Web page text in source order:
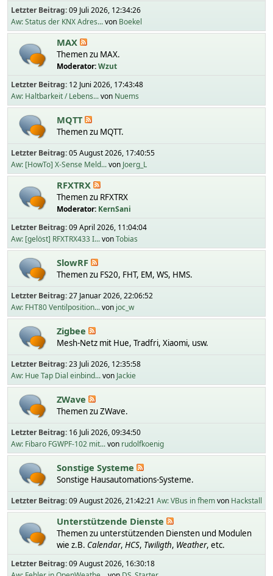
Letzter Beitrag:09 Juli 2026, 12:34:26
Aw: Status der KNX Adres...von Boekel
MAX
Themen zu MAX.
Moderator:Wzut
Letzter Beitrag: 12 Juni 2026, 17:43:48
Aw: Haltbarkeit / Lebens...von Nuems
MQTT
Themen zu MQTT.
Letzter Beitrag:05 August 2026, 17:40:55
Aw: [HowTo] X-Sense Meld...von Joerg_L
RFXTRX
Themen zu RFXTRX
Moderator: KernSani
Letzter Beitrag:09 April 2026, 11:04:04
Aw: [gelöst] RFXTRX433 I...vonTobias
SlowRF
Themen zu FS20, FHT, EM, WS, HMS.
Letzter Beitrag:27 Januar 2026, 22:06:52
Aw: FHT80 Ventilposition...von joc_w
Zigbee
Mesh-Netz mit Hue, Tradfri, Xiaomi, usw.
Letzter Beitrag:23 Juli 2026, 12:35:58
Aw: Hue Tap Dial einbind...von Jackie
ZWave
Themen zu ZWave.
Letzter Beitrag: 16 Juli 2026, 09:34:50
Aw: Fibaro FGWPF-102 mit...von rudolfkoenig
Sonstige Systeme
Sonstige Hausautomations-Systeme.
Letzter Beitrag:09 August 2026, 21:42:21 Aw: VBus in fhemvon Hackstall
Unterstützende Dienste
Themen zu unterstützenden Diensten und Modulen
wie z.B. Calendar, HCS, Twiligth, Weather, etc.
Letzter Beitrag:09 August 2026, 16:30:18